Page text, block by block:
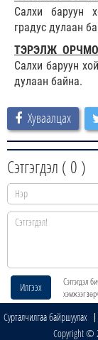
Салхи баруун
градус дулаан
ТЭРЭЛЖ
Салхи баруун
дулаан байна.
Хуваалцах
Сэтгэгдэл ( 0 )
Илгээх
Сэтгэгдэл
хэмжээг
Сурталчилгаа байршуулах
Copyright ©